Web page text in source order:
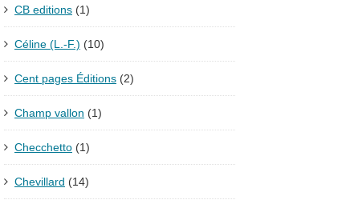
CB editions (1)
Céline (L.-F.) (10)
Cent pages Éditions (2)
Champ vallon (1)
Checchetto (1)
Chevillard (14)